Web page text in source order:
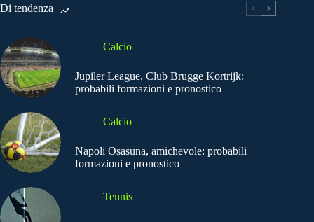
Di tendenza
Calcio
Jupiler League, Club Brugge Kortrijk:
probabili formazioni e pronostico
Calcio
Napoli Osasuna, amichevole: probabili
formazioni e pronostico
Tennis